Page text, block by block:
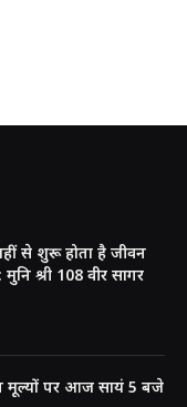
से शुरू होता है जीवन
श्री 108 वीर सागर
मूल्यों पर आज सायं 5 बजे